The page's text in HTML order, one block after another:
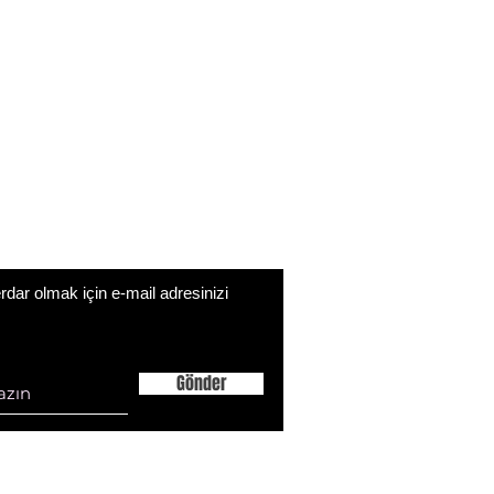
olmak için e-mail adresinizi
Gönder